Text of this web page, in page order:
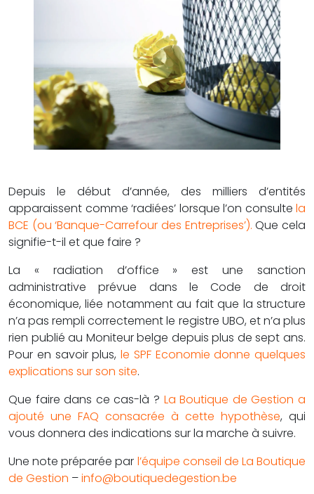
Depuis le début d’année, des milliers d’entités
apparaissent comme ‘radiées’ lorsque l’on consulte la
BCE (ou ‘Banque-Carrefour des Entreprises’). Que cela
signifie-t-il et que faire ?
La « radiation d’office » est une sanction
administrative prévue dans le Code de droit
économique, liée notamment au fait que la structure
n’a pas rempli correctement le registre UBO, et n’a plus
rien publié au Moniteur belge depuis plus de sept ans.
Pour en savoir plus, le SPF Economie donne quelques
explications sur son site.
Que faire dans ce cas-là ? La Boutique de Gestion a
ajouté une FAQ consacrée à cette hypothèse, qui
vous donnera des indications sur la marche à suivre.
Une note préparée par l’équipe conseil de La Boutique
de Gestion –info@boutiquedegestion.be